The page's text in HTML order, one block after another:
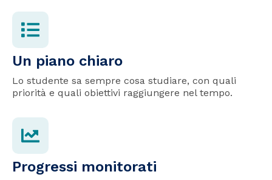
Un piano chiaro
Lo studente sa sempre cosa studiare, con quali
priorità e quali obiettivi raggiungere nel tempo.
Progressi monitorati